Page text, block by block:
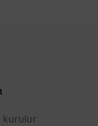
kurulur